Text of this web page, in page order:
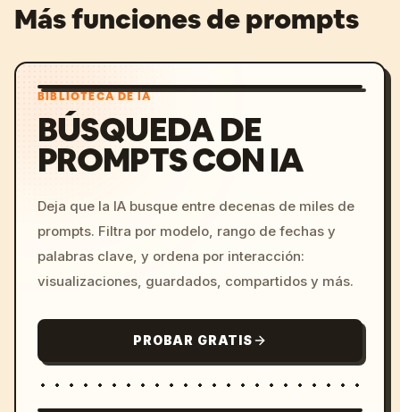
Más funciones de prompts
BIBLIOTECA DE IA
BÚSQUEDA DE
PROMPTS CON IA
Deja que la IA busque entre decenas de miles de
prompts. Filtra por modelo, rango de fechas y
palabras clave, y ordena por interacción:
visualizaciones, guardados, compartidos y más.
PROBAR GRATIS